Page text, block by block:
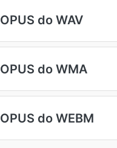
OPUS do WAV
OPUS do WMA
OPUS do WEBM